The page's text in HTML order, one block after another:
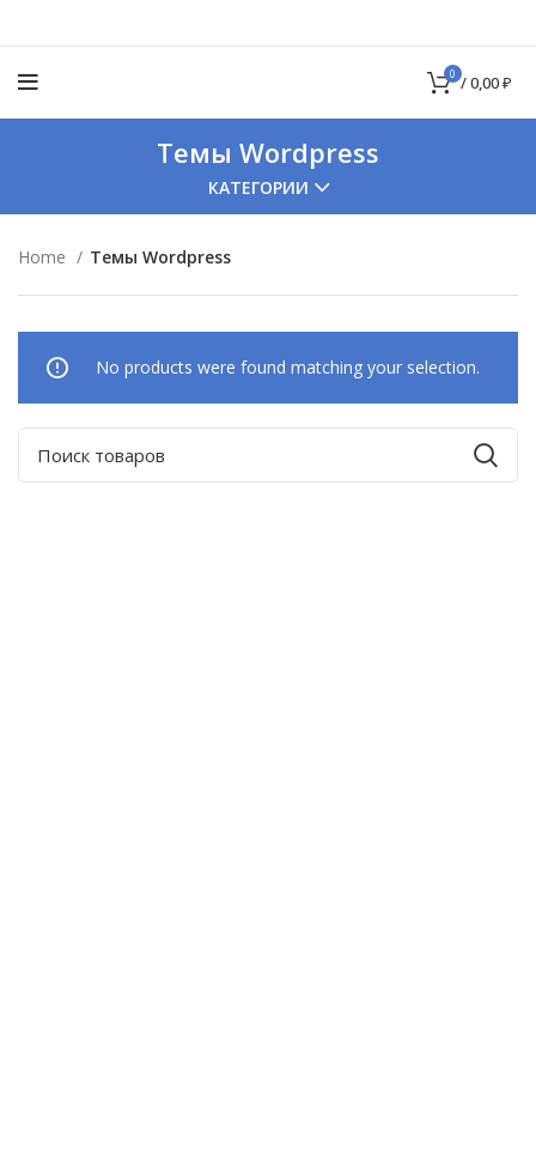
0 /0,00₽
Темы Wordpress
КАТЕГОРИИ
Home Темы Wordpress
No products were found matching your selection.